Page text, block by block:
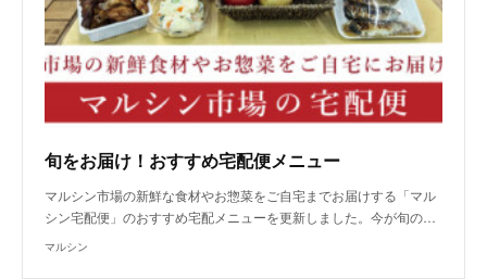
旬をお届け！おすすめ宅配便メニュー
マルシン市場の新鮮な食材やお惣菜をご自宅までお届けする「マル
シン宅配便」のおすすめ宅配メニューを更新しました。今が旬の…
マルシン